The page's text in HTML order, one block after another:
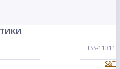
TSS-11311
S&T